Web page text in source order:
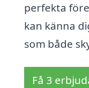
perfekta
kan känna
som både
Få 3